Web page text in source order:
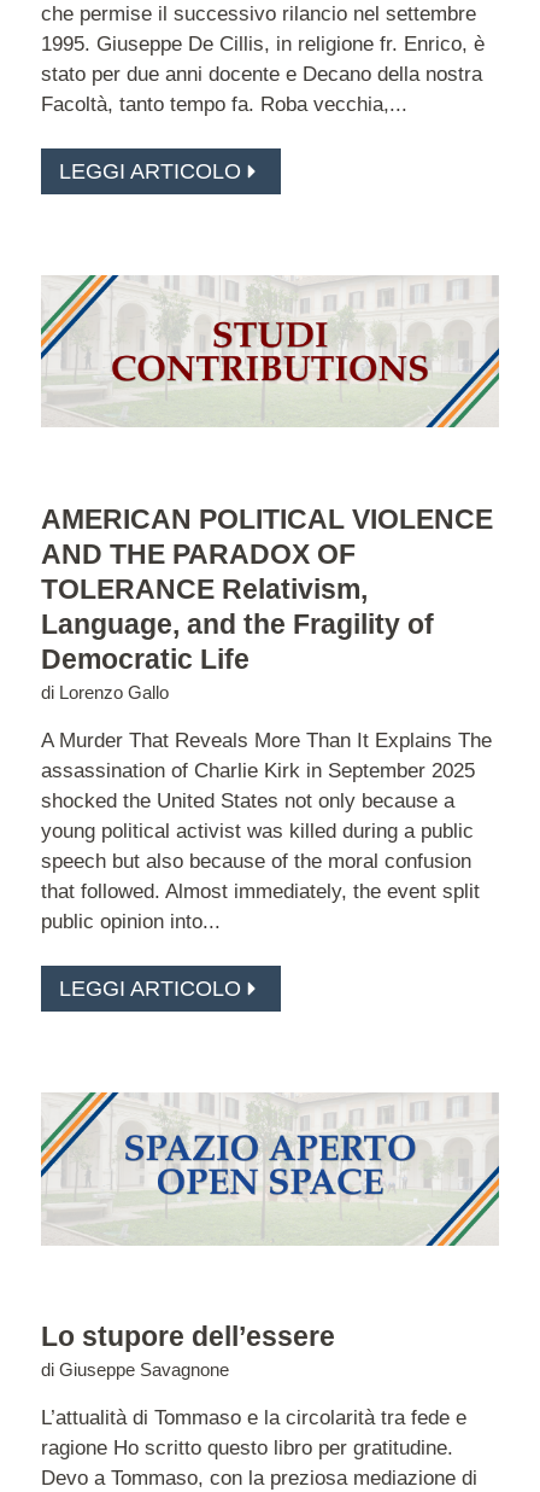
che permise il successivo rilancio nel settembre
1995. Giuseppe De Cillis, in religione fr. Enrico, è
stato per due anni docente e Decano della nostra
Facoltà, tanto tempo fa. Roba vecchia,...
LEGGI ARTICOLO
AMERICAN POLITICAL VIOLENCE
AND THE PARADOX OF
TOLERANCE Relativism,
Language, and the Fragility of
Democratic Life
di Lorenzo Gallo
A Murder That Reveals More Than It Explains The
assassination of Charlie Kirk in September 2025
shocked the United States not only because a
young political activist was killed during a public
speech but also because of the moral confusion
that followed. Almost immediately, the event split
public opinion into...
LEGGI ARTICOLO
Lo stupore dell’essere
di Giuseppe Savagnone
L’attualità di Tommaso e la circolarità tra fede e
ragione Ho scritto questo libro per gratitudine.
Devo a Tommaso, con la preziosa mediazione di